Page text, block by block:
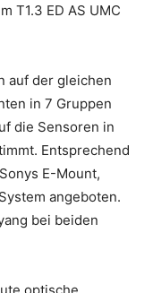
T1.3 ED AS UMC
auf der gleichen
in 7 Gruppen
die Sensoren in
Entsprechend
E-Mount,
angeboten.
bei beiden